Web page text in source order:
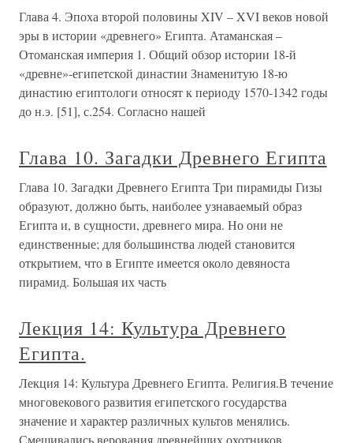
Глава 4. Эпоха второй половины XIV – XVI веков новой
эры в истории «древнего» Египта. Атаманская –
Отоманская империя 1. Общий обзор истории 18-й
«древне»-египетской династии Знаменитую 18-ю
династию египтологи относят к периоду 1570-1342 годы
до н.э. [51], с.254. Согласно нашей
Глава 10. Загадки Древнего Египта
Глава 10. Загадки Древнего Египта Три пирамиды Гизы
образуют, должно быть, наиболее узнаваемый образ
Египта и, в сущности, древнего мира. Но они не
единственные; для большинства людей становится
открытием, что в Египте имеется около девяноста
пирамид. Большая их часть
Лекция 14: Культура Древнего
Египта.
Лекция 14: Культура Древнего Египта. Религия.В течение
многовекового развития египетского государства
значение и характер различных культов менялись.
Смешивались верования древнейших охотников,